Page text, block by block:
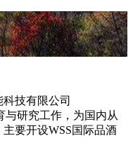
技有限公司
与研究工作，为国内从
要开设WSS国际品酒